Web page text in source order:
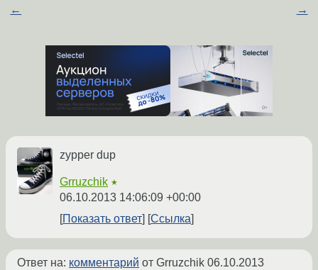
← →
zypper dup
Grruzchik ★
06.10.2013 14:06:09 +00:00
Показать ответ
Ссылка
Ответ на: комментарий от Grruzchik 06.10.2013